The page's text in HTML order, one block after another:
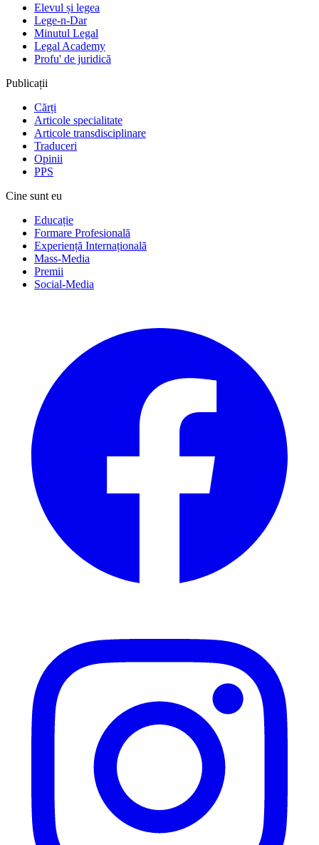
Elevul și legea
Lege-n-Dar
Minutul Legal
Legal Academy
Profu' de juridică
Publicații
Cărți
Articole specialitate
Articole transdisciplinare
Traduceri
Opinii
PPS
Cine sunt eu
Educație
Formare Profesională
Experiență Internațională
Mass-Media
Premii
Social-Media